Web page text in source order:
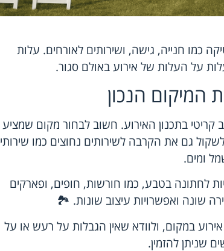
כמו חנייה, גישה, ושירותים לאורחים. עלות
על העלות של אירוע באולם סגור.
המיקום הנכון
בתכנון האירוע. חשוב לבחור מקום שמציע
גם את הקרבה לשירותים נחוצים כמו שירותי
ומים.
לחתונה בטבע, כמו חורשות, חופים, ופארקים
שונה ואפשרויות עיצוב שונות. 🏞️
במקום, ולוודא שאין הגבלות על רעש או על
שניתן להזמין.